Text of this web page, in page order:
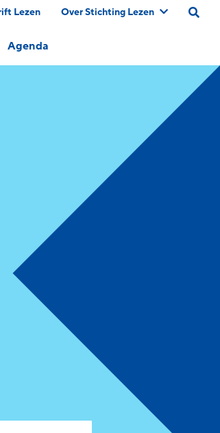
Lezen Over Stichting Lezen
Agenda